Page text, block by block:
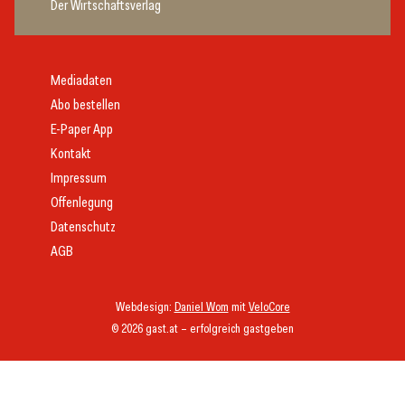
Der Wirtschaftsverlag
© 2026 gast.at – erfolgreich gastgeben
Webdesign: Daniel Wom mitVeloCore
Mediadaten
Abo bestellen
E-Paper App
Kontakt
Impressum
Offenlegung
Datenschutz
AGB